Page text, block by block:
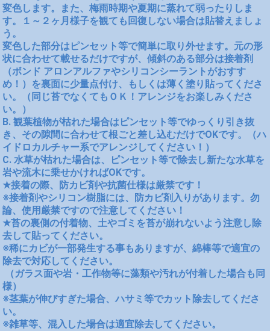
変色します。また、梅雨時期や夏期に蒸れて弱ったりしま
す。１～２ヶ月様子を観ても回復しない場合は貼替えましょ
う。
変色した部分はピンセット等で簡単に取り外せます。元の形
状に合わせて載せるだけですが、傾斜のある部分は接着剤
（ボンド アロンアルファやシリコンシーラントがおすす
め！）を裏面に少量点付け、もしくは薄く塗り貼ってくださ
い。（同じ苔でなくてもＯＫ！アレンジをお楽しみくださ
い。）
B. 観葉植物が枯れた場合はピンセット等でゆっくり引き抜
き、その隙間に合わせて根ごと差し込むだけでOKです。（ハ
イドロカルチャー系でアレンジしてください！）
C. 水草が枯れた場合は、ピンセット等で除去し新たな水草を
岩や流木に乗せかければOKです。
★接着の際、防カビ剤や抗菌仕様は厳禁です！
※接着剤やシリコン樹脂には、防カビ剤入りがあります。勿
論、使用厳禁ですので注意してください！
★苔の裏側の付着物、土やゴミを苔が崩れないよう注意し除
去して貼ってください。
※稀にカビが一部発生する事もありますが、綿棒等で適宜の
除去で対応してください。
（ガラス面や岩・工作物等に藻類や汚れが付着した場合も同
様）
※茎葉が伸びすぎた場合、ハサミ等でカット除去してくださ
い。
※雑草等、混入した場合は適宜除去してください。